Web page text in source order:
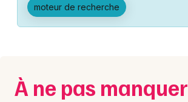
Foires & salons
Sports
Montpellier
Paris
moteur de recherche
À ne pas manquer